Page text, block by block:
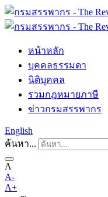
หน้าหลัก
บุคคลธรรมดา
นิติบุคคล
รวมกฎหมายภาษี
ข่าวกรมสรรพากร
English
ค้นหา...
A
A-
A+